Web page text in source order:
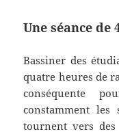
Une séance de
Bassiner des
quatre heures de
conséquente
constamment
tournent vers